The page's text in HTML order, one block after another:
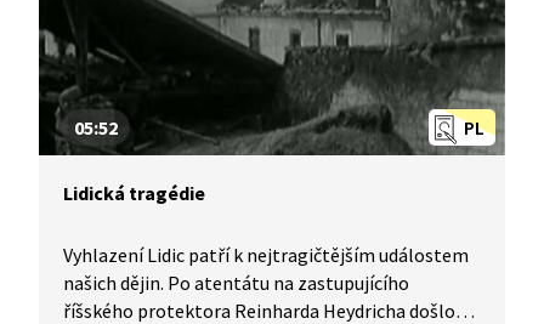
PL
05:52
Lidická tragédie
Vyhlazení Lidic patří k nejtragičtějším událostem
našich dějin. Po atentátu na zastupujícího
říšského protektora Reinharda Heydricha došlo